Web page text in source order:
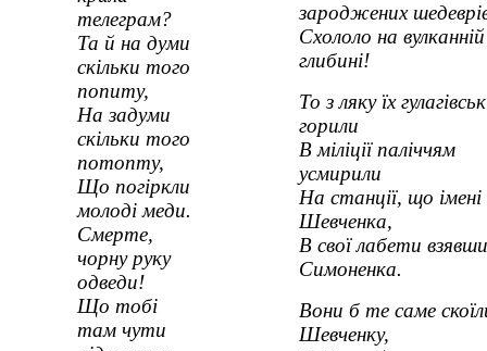
телеграм?
Та й на думи
скільки того
попиту,
На задуми
скільки того
потопту,
Що погіркли
молоді меди.
Смерте,
чорну руку
одведи!
Що тобі
там чути
зароджених
Схололо на вулканній
глибині!
То з ляку їх
горили
В міліції паліччям
усмирили
На станції, що імені
Шевченка,
В свої лабети взявши
Симоненка.
Вони б те саме
Шевченку,